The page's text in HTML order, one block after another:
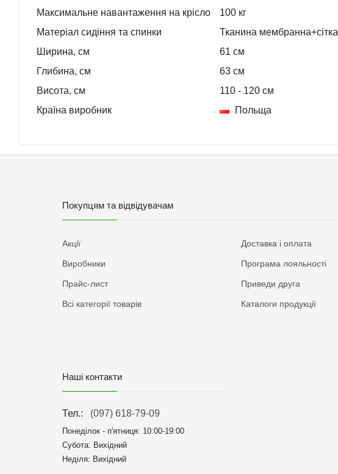
Максимальне навантаження на крісло
100 кг
Матеріал сидіння та спинки
Тканина мембранна+сітка
Ширина, см
61 см
Глибина, см
63 см
Висота, см
110- 120 см
Країна виробник
Польща
Покупцям та відвідувачам
Акції
Виробники
Прайс-лист
Всі категорії товарів
Доставка і оплата
Програма лояльності
Приведи друга
Каталоги продукції
Наші контакти
Тел.: (097) 618-79-09
Понеділок - п'ятниця: 10:00-19:00
Субота: Вихідний
Неділя: Вихідний